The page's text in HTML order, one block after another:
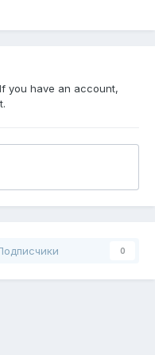
you have an account,
0